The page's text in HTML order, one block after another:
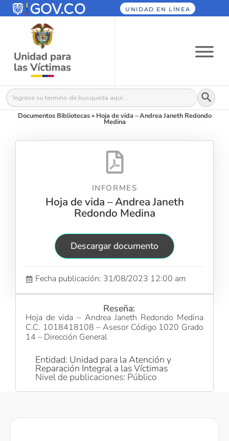
UNIDAD EN LÍNEA
Buscar: Botón
Documentos Bibliotecas» Hoja de vida – Andrea Janeth Redondo
Medina
INFORMES
Hoja de vida – Andrea Janeth
Redondo Medina
Descargar documento
Fecha publicación: 31/08/2023 12:00 am
Reseña:
Hoja de vida – Andrea Janeth Redondo Medina
C.C. 1018418108 – Asesor Código 1020 Grado
14 – Dirección General
Entidad: Unidad para la Atención y
Reparación Integral a las Víctimas
Nivel de publicaciones: Público